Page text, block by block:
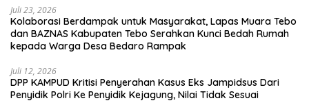
Juli 23, 2026
Kolaborasi Berdampak untuk Masyarakat, Lapas Muara Tebo
dan BAZNAS Kabupaten Tebo Serahkan Kunci Bedah Rumah
kepada Warga Desa Bedaro Rampak
Juli 12, 2026
DPP KAMPUD Kritisi Penyerahan Kasus Eks Jampidsus Dari
Penyidik Polri Ke Penyidik Kejagung, Nilai Tidak Sesuai